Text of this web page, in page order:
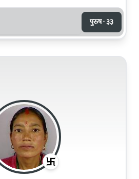
पुरुष · ३३